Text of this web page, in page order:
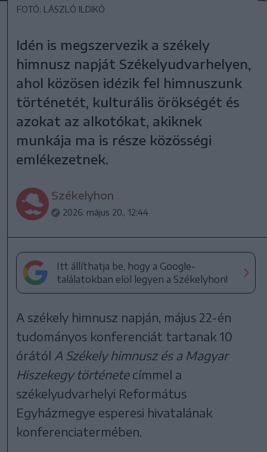
FOTÓ: LÁSZLÓ ILDIKÓ
Idén is megszervezik a székely
himnusz napját Székelyudvarhelyen,
ahol közösen idézik fel himnuszunk
történetét, kulturális örökségét és
azokat az alkotókat, akiknek
munkája ma is része közösségi
emlékezetnek.
Székelyhon
2026. május 20., 12:44
Itt állíthatja be, hogy a Google-
találatokban elöl legyen a Székelyhon!
A székely himnusz napján, május 22-én
tudományos konferenciát tartanak 10
órától A Székely himnusz és a Magyar
Hiszekegy történetecímmel a
székelyudvarhelyi Református
Egyházmegye esperesi hivatalának
konferenciatermében.